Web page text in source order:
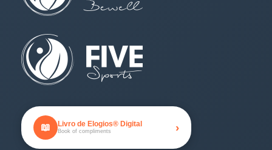
📖 Livro de Elogios® Digital
Book of compliments ›